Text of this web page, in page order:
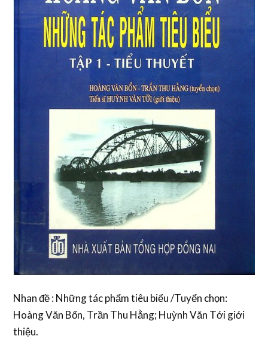
Nhan đề : Những tác phẩm tiêu biểu /Tuyển chọn:
Hoàng Văn Bổn, Trần Thu Hằng; Huỳnh Văn Tới giới
thiệu.